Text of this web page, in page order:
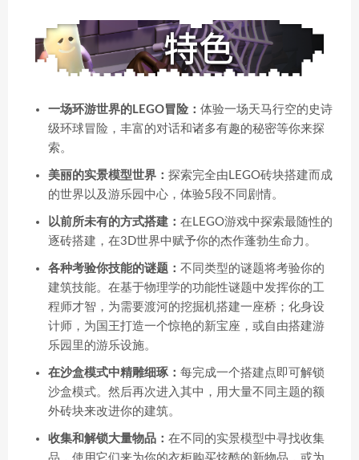
一场环游世界的LEGO冒险： 体验一场天马行空的史诗
级环球冒险，丰富的对话和诸多有趣的秘密等你来探
索。
美丽的实景模型世界： 探索完全由LEGO砖块搭建而成
的世界以及游乐园中心，体验5段不同剧情。
以前所未有的方式搭建： 在LEGO游戏中探索最随性的
逐砖搭建，在3D世界中赋予你的杰作蓬勃生命力。
各种考验你技能的谜题： 不同类型的谜题将考验你的
建筑技能。在基于物理学的功能性谜题中发挥你的工
程师才智，为需要渡河的挖掘机搭建一座桥；化身设
计师，为国王打造一个惊艳的新宝座，或自由搭建游
乐园里的游乐设施。
在沙盒模式中精雕细琢： 每完成一个搭建点即可解锁
沙盒模式。然后再次进入其中，用大量不同主题的额
外砖块来改进你的建筑。
收集和解锁大量物品： 在不同的实景模型中寻找收集